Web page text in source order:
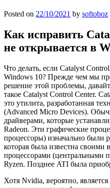
Posted on 22/10/2021 by softoboz
Как исправить
не открывается в
Что делать, если Catalyst
Windows 10? Прежде чем мы
решение этой проблемы,
такое Catalyst Control Center.
это утилита, разработанная
(Advanced Micro Devices).
драйверами, которые
Radeon. Эти графические
процессоры) изначально были
которая была известна
процессорами (центральными
Ryzen. Позднее ATI была
Хотя Nvidia, вероятно,